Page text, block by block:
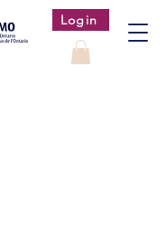
Login